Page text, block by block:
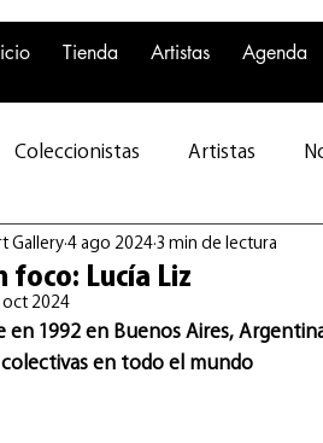
Tienda Artistas Agenda
Coleccionistas Artistas
foco: Lucía Liz
Gallery 4 ago 2024 3 min de lectura
oct 2024
en 1992 en Buenos Aires,
colectivas en todo el mundo